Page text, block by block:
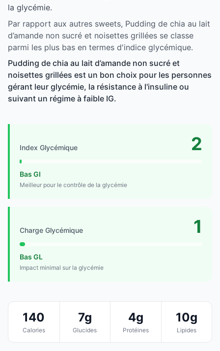
la glycémie.
Par rapport aux autres sweets, Pudding de chia au lait
d’amande non sucré et noisettes grillées se classe
parmi les plus bas en termes d'indice glycémique.
Pudding de chia au lait d’amande non sucré et
noisettes grillées est un bon choix pour les personnes
gérant leur glycémie, la résistance à l'insuline ou
suivant un régime à faible IG.
Index Glycémique 2
Bas GI
Meilleur pour le contrôle de la glycémie
Charge Glycémique 1
Bas GL
Impact minimal sur la glycémie
140
Calories
7g
Glucides
4g
Protéines
10g
Lipides